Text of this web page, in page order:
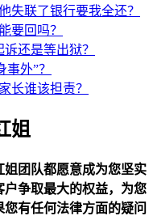
失联了银行要我全还？
要回吗？
还是等出狱？
外”？
长谁该担责？
姐
团队都愿意成为您坚实
争取最大的权益，为您
有任何法律方面的疑问